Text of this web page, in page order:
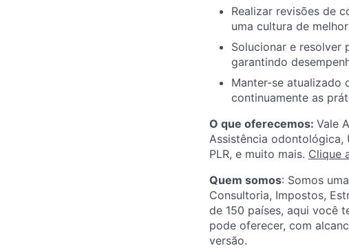
Realizar revisões de
uma cultura de
Solucionar e resolver
garantindo
Manter-se atualizado
continuamente as
O que oferecemos: Vale
Assistência odontológica,
PLR, e muito mais. Clique
Quem somos: Somos
Consultoria, Impostos,
de 150 países, aqui você
pode oferecer, com
versão.